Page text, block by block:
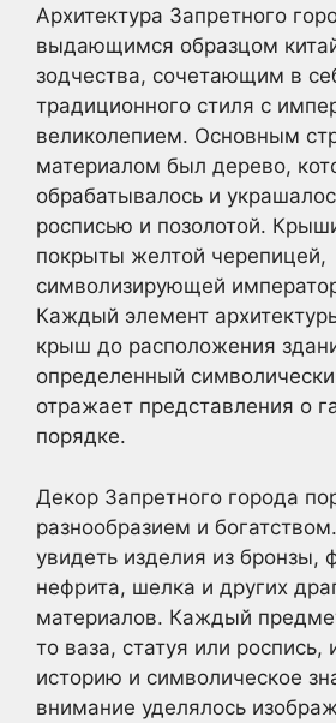
Архитектура Запретного
выдающимся образцом
зодчества, сочетающим в
традиционного стиля с
великолепием. Основным
материалом был дерево,
обрабатывалось и
росписью и позолотой.
покрыты желтой черепицей,
символизирующей
Каждый элемент
крыш до расположения
определенный
отражает представления о
порядке.
Декор Запретного города
разнообразием и
увидеть изделия из бронзы,
нефрита, шелка и других
материалов. Каждый
то ваза, статуя или
историю и символическое
внимание уделялось